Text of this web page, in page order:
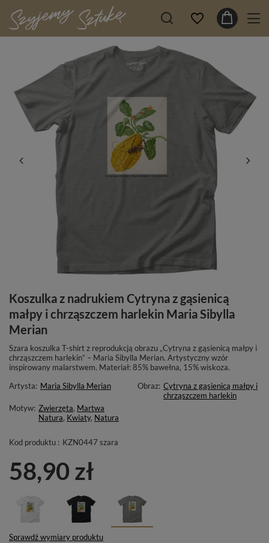
Koszulka z nadrukiem Cytryna z gąsienicą
małpy i chrząszczem harlekin Maria Sibylla
Merian
Szara koszulka T-shirt z reprodukcją obrazu „Cytryna z gąsienicą małpy i
chrząszczem harlekin” – Maria Sibylla Merian. Artystyczny wzór
inspirowany malarstwem. Materiał: 85% bawełna, 15% wiskoza.
Artysta: Maria Sibylla Merian Obraz: Cytryna z gąsienicą małpy i
chrząszczem harlekin
Motyw: Zwierzęta, Martwa
Natura, Kwiaty, Natura
Kod produktu : KZN0447 szara
58,90 zł
Sprawdź wymiary produktu